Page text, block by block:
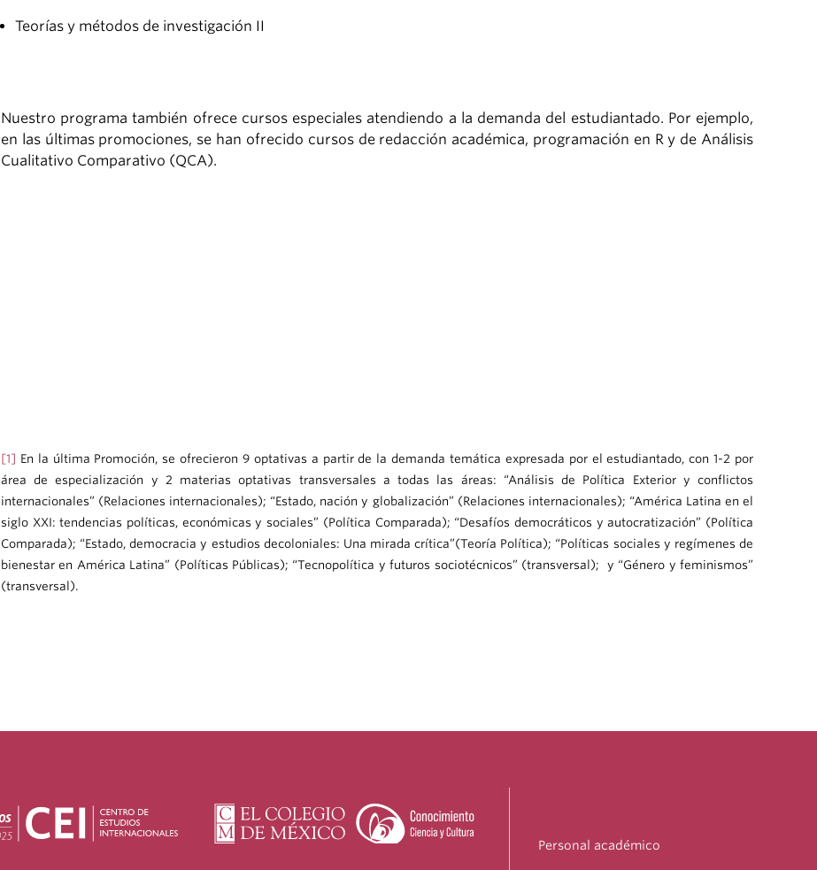
Teorías y métodos de investigación II
Nuestro programa también ofrece cursos especiales atendiendo a la demanda del estudiantado. Por ejemplo,
en las últimas promociones, se han ofrecido cursos de redacción académica, programación en R y de Análisis
Cualitativo Comparativo (QCA).
[1] En la última Promoción, se ofrecieron 9 optativas a partir de la demanda temática expresada por el estudiantado, con 1-2 por
área de especialización y 2 materias optativas transversales a todas las áreas: “Análisis de Política Exterior y conflictos
internacionales” (Relaciones internacionales); “Estado, nación y globalización” (Relaciones internacionales); “América Latina en el
siglo XXI: tendencias políticas, económicas y sociales” (Política Comparada); “Desafíos democráticos y autocratización” (Política
Comparada); “Estado, democracia y estudios decoloniales: Una mirada crítica”(Teoría Política); “Políticas sociales y regímenes de
bienestar en América Latina” (Políticas Públicas); “Tecnopolítica y futuros sociotécnicos” (transversal); y “Género y feminismos”
(transversal).
Personal académico